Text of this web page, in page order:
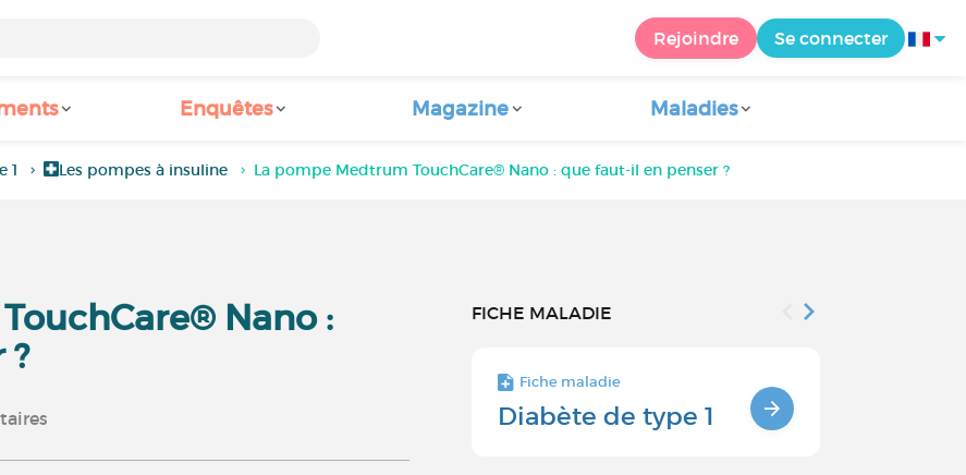
Rejoindre Se connecter
Enquêtes Magazine Maladies
1 Les pompes à insuline La pompe Medtrum TouchCare® Nano : que faut-il en penser ?
Nano :
?
FICHE MALADIE
Fiche maladie
Diabète de type 1